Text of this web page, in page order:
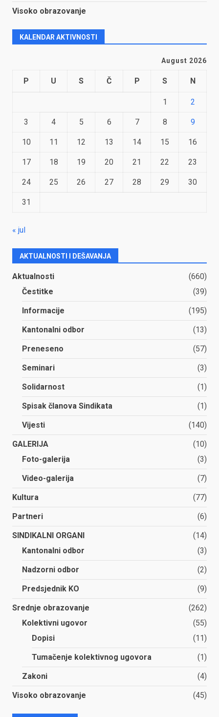
Visoko obrazovanje
KALENDAR AKTIVNOSTI
August 2026
P U S Č P S N
1 2
3 4 5 6 7 8 9
10 11 12 13 14 15 16
17 18 19 20 21 22 23
24 25 26 27 28 29 30
31
« jul
AKTUALNOSTI I DEŠAVANJA
Aktualnosti
(660)
Čestitke
(39)
Informacije (195)
Kantonalni odbor (13)
Preneseno (57)
Seminari (3)
Solidarnost (1)
Spisak članova Sindikata (1)
Vijesti (140)
GALERIJA
(10)
Foto-galerija
(3)
Video-galerija (7)
Kultura (77)
Partneri (6)
SINDIKALNI ORGANI
(14)
Kantonalni odbor
(3)
Nadzorni odbor (2)
Predsjednik KO (9)
Srednje obrazovanje
(262)
Kolektivni ugovor
(55)
Dopisi
(11)
Tumačenje kolektivnog ugovora (1)
Zakoni (4)
Visoko obrazovanje (45)